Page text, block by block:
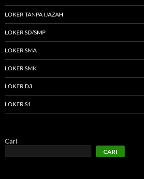
LOKER TANPA IJAZAH
LOKER SD/SMP
LOKER SMA
LOKER SMK
LOKER D3
LOKER S1
Cari
CARI